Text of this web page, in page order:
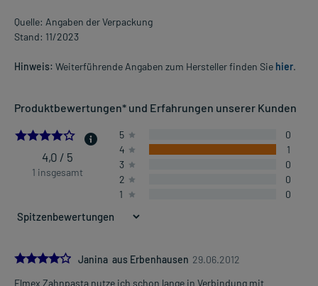
Quelle: Angaben der Verpackung
Stand: 11/2023
Hinweis: Weiterführende Angaben zum Hersteller finden Sie hier.
Produktbewertungen* und Erfahrungen unserer Kunden
4.0
4,0 / 5
1 insgesamt
5
0
4
1
3
0
2
0
1
0
4.0
Janina aus Erbenhausen 29.06.2012
Elmex Zahnpasta nutze ich schon lange in Verbindung mit